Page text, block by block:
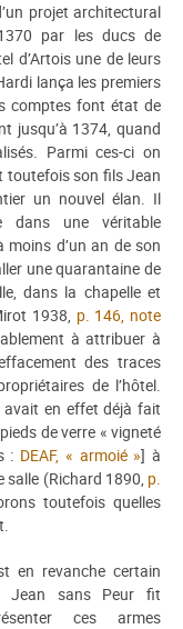
projet architectural
par les ducs de
d’Artois une de leurs
lança les premiers
comptes font état de
jusqu’à 1374, quand
Parmi ces-ci on
toutefois son fils Jean
un nouvel élan. Il
dans une véritable
moins d’un an de son
une quarantaine de
dans la chapelle et
1938, p. 146, note
à attribuer à
des traces
de l’hôtel.
avait en effet déjà fait
de verre « vigneté
: DEAF, « armoié »] à
salle (Richard 1890, p.
toutefois quelles
en revanche certain
Jean sans Peur fit
ces armes